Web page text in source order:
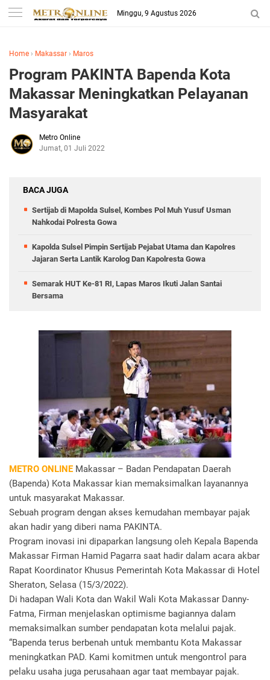
Minggu, 9 Agustus 2026
Home › Makassar › Maros
Program PAKINTA Bapenda Kota
Makassar Meningkatkan Pelayanan
Masyarakat
Metro Online
Jumat, 01 Juli 2022
BACA JUGA
Sertijab di Mapolda Sulsel, Kombes Pol Muh Yusuf Usman
Nahkodai Polresta Gowa
Kapolda Sulsel Pimpin Sertijab Pejabat Utama dan Kapolres
Jajaran Serta Lantik Karolog Dan Kapolresta Gowa
Semarak HUT Ke-81 RI, Lapas Maros Ikuti Jalan Santai
Bersama
METRO ONLINEMakassar – Badan Pendapatan Daerah
(Bapenda) Kota Makassar kian memaksimalkan layanannya
untuk masyarakat Makassar.
Sebuah program dengan akses kemudahan membayar pajak
akan hadir yang diberi nama PAKINTA.
Program inovasi ini dipaparkan langsung oleh Kepala Bapenda
Makassar Firman Hamid Pagarra saat hadir dalam acara akbar
Rapat Koordinator Khusus Pemerintah Kota Makassar di Hotel
Sheraton, Selasa (15/3/2022).
Di hadapan Wali Kota dan Wakil Wali Kota Makassar Danny-
Fatma, Firman menjelaskan optimisme bagiannya dalam
memaksimalkan sumber pendapatan kota melalui pajak.
“Bapenda terus berbenah untuk membantu Kota Makassar
meningkatkan PAD. Kami komitmen untuk mengontrol para
pelaku usaha juga perusahaan agar taat membayar pajak.